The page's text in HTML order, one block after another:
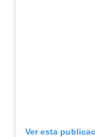
Ver esta